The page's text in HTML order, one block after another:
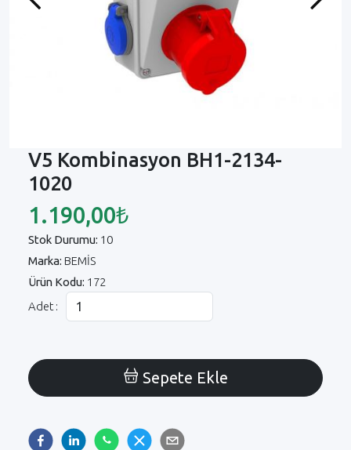
V5 Kombinasyon BH1-2134-
1020
1.190,00₺
Stok Durumu: 10
Marka: BEMİS
Ürün Kodu: 172
Adet :
Sepete Ekle